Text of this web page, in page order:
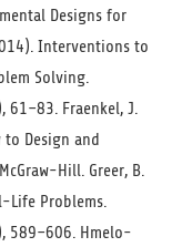
Designs for
Interventions to
Solving.
61–83. Fraenkel, J.
to Design and
Hill. Greer, B.
Life Problems.
589–606. Hmelo-